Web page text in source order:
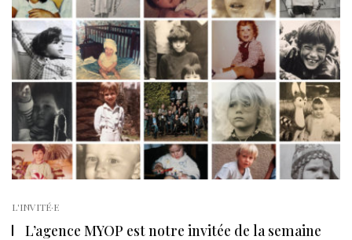
L'INVITÉ·E
L’agence MYOP est notre invitée de la semaine